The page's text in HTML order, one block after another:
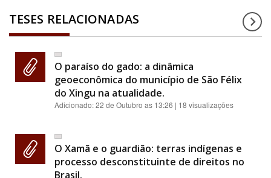
TESES RELACIONADAS
O paraíso do gado: a dinâmica
geoeconômica do município de São Félix
do Xingu na atualidade.
Adicionado:22 de Outubro as 13:26 | 18 visualizações
O Xamã e o guardião: terras indígenas e
processo desconstituinte de direitos no
Brasil.